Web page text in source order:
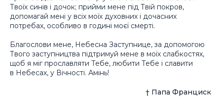
Твоїх синів і дочок; прийми мене під Твій покров,
допомагай мені у всіх моїх духовних і дочасних
потребах, особливо в годині моєї смерті.
Благослови мене, Небесна Заступнице, за допомогою
Твого заступництва підтримуй мене в моїх слабкостях,
щоб я міг прославляти Тебе, любити Тебе і славити
в Небесах, у Вічності. Амінь!
† Папа Франциск